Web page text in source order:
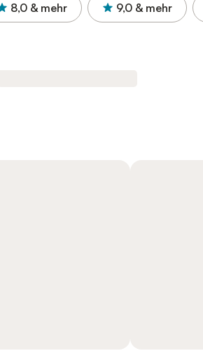
8,0 & mehr 9,0 & mehr